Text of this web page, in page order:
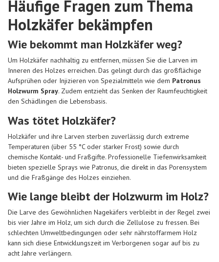
Häufige Fragen zum Thema
Holzkäfer bekämpfen
Wie bekommt man Holzkäfer weg?
Um Holzkäfer nachhaltig zu entfernen, müssen Sie die Larven im
Inneren des Holzes erreichen. Das gelingt durch das großflächige
Aufsprühen oder Injizieren von Spezialmitteln wie dem Patronus
Holzwurm Spray. Zudem entzieht das Senken der Raumfeuchtigkeit
den Schädlingen die Lebensbasis.
Was tötet Holzkäfer?
Holzkäfer und ihre Larven sterben zuverlässig durch extreme
Temperaturen (über 55 °C oder starker Frost) sowie durch
chemische Kontakt- und Fraßgifte. Professionelle Tiefenwirksamkeit
bieten spezielle Sprays wie Patronus, die direkt in das Porensystem
und die Fraßgänge des Holzes einziehen.
Wie lange bleibt der Holzwurm im Holz?
Die Larve des Gewöhnlichen Nagekäfers verbleibt in der Regel zwei
bis vier Jahre im Holz, um sich durch die Zellulose zu fressen. Bei
schlechten Umweltbedingungen oder sehr nährstoffarmem Holz
kann sich diese Entwicklungszeit im Verborgenen sogar auf bis zu
acht Jahre verlängern.